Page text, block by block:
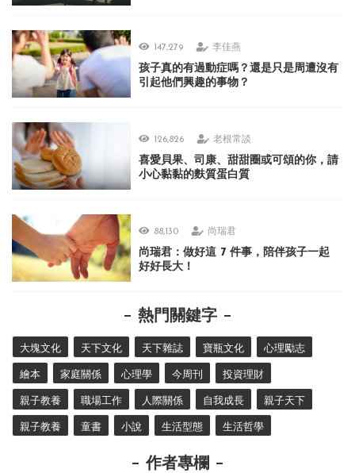
147,279 李佳燕
孩子真的有過動症嗎？還是只是周遭沒有
引起他們興趣的事物？
126,826 老根常談
喜愛貝果、司康、甜甜圈或可頌的你，請
小心黏黏的麩質蛋白質
88,130 尚瑞君
尚瑞君：做好這 7 件事，陪伴孩子一起
好好長大！
熱門關鍵字
大塊文化 天下文化 天下雜誌 寶瓶文化 心理勵志
繪本 家庭關係 心理學 今周刊 投資理財
親子教養 職場工作 人際關係 自我成長 親子天下
親子教養 童書 小說 生活型態 生活哲學
作者專欄